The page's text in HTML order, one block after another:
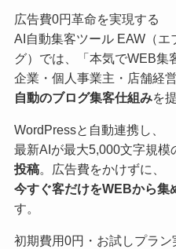
広告費0円革命を実現する
AI自動集客ツール EAW（
グ）では、「本気でWEB集
企業・個人事業主・店舗経
自動のブログ集客仕組みを
WordPressと自動連携し、
最新AIが最大5,000文字規模
投稿。広告費をかけずに、
今すぐ客だけをWEBから集
す。
初期費用0円・お試しプラン